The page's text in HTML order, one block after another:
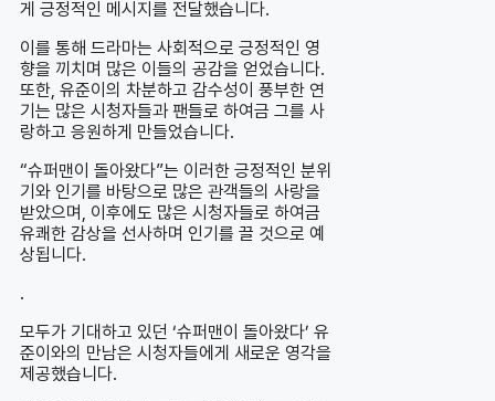
게 긍정적인 메시지를 전달했습니다.
이를 통해 드라마는 사회적으로 긍정적인 영
향을 끼치며 많은 이들의 공감을 얻었습니다.
또한, 유준이의 차분하고 감수성이 풍부한 연
기는 많은 시청자들과 팬들로 하여금 그를 사
랑하고 응원하게 만들었습니다.
“슈퍼맨이 돌아왔다”는 이러한 긍정적인 분위
기와 인기를 바탕으로 많은 관객들의 사랑을
받았으며, 이후에도 많은 시청자들로 하여금
유쾌한 감상을 선사하며 인기를 끌 것으로 예
상됩니다.
.
모두가 기대하고 있던 ‘슈퍼맨이 돌아왔다’ 유
준이와의 만남은 시청자들에게 새로운 영각을
제공했습니다.